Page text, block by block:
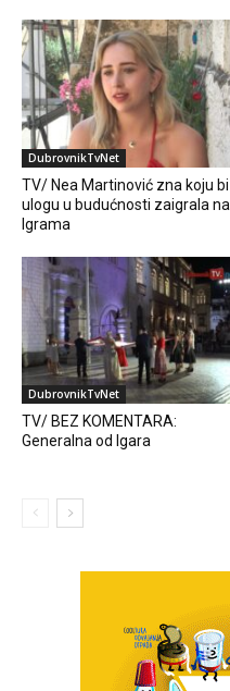
DubrovnikTvNet
TV/ Nea Martinović zna koju bi
ulogu u budućnosti zaigrala na
Igrama
DubrovnikTvNet
TV/ BEZ KOMENTARA:
Generalna od Igara